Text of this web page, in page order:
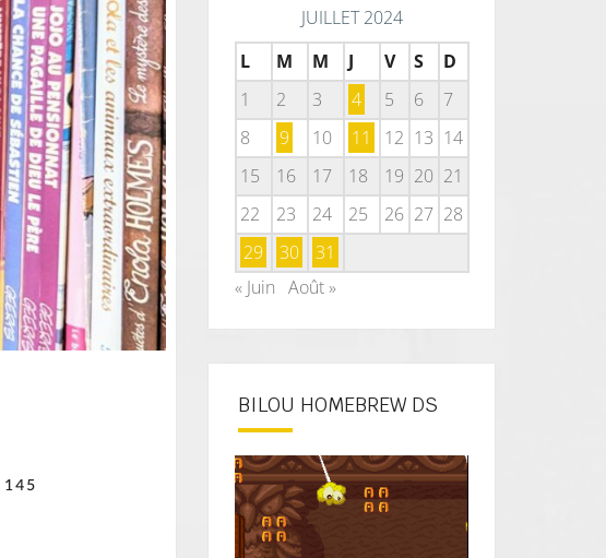
145
JUILLET 2024
L
M M J V S
D
1
2 3 4 5 6
7
8
9 10 11 12 13 14
15
16 17 18 19 20 21
22
23 24 25 26 27 28
29
30
31
« Juin Août »
BILOU HOMEBREW DS